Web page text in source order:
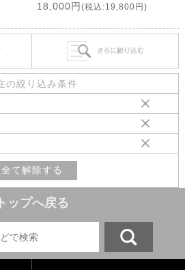
18,000円 (税込:19,800円)
の絞り込み条件
全て解除する
トップへ戻る